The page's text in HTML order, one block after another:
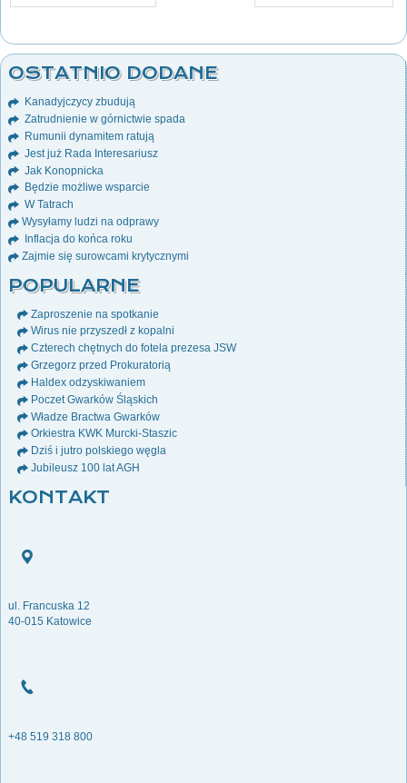
OSTATNIO DODANE
Kanadyjczycy zbudują
Zatrudnienie w górnictwie spada
Rumunii dynamitem ratują
Jest już Rada Interesariusz
Jak Konopnicka
Będzie możliwe wsparcie
W Tatrach
Wysyłamy ludzi na odprawy
Inflacja do końca roku
Zajmie się surowcami krytycznymi
POPULARNE
Zaproszenie na spotkanie
Wirus nie przyszedł z kopalni
Czterech chętnych do fotela prezesa JSW
Grzegorz przed Prokuratorią
Haldex odzyskiwaniem
Poczet Gwarków Śląskich
Władze Bractwa Gwarków
Orkiestra KWK Murcki-Staszic
Dziś i jutro polskiego węgla
Jubileusz 100 lat AGH
KONTAKT
ul. Francuska 12
40-015 Katowice
+48 519 318 800